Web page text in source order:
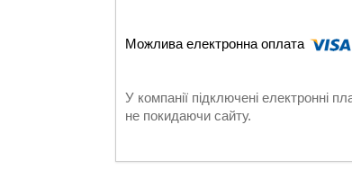
У компанії підключені електронні
не покидаючи сайту.